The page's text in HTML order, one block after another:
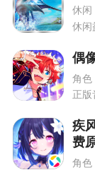
休闲
休闲
偶
角色
正版
疾
费
角色